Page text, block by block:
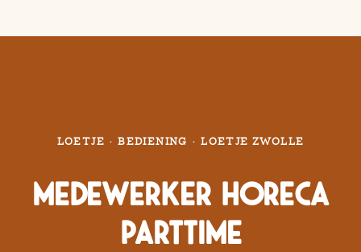
LOETJE · BEDIENING · LOETJE ZWOLLE
Medewerker Horeca
Parttime